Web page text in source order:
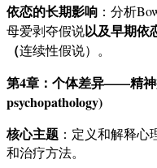
依恋的长期影响 ：分析
母爱剥夺假说以及早期依
（连续性假说）。
第4章：个体差异——精神
psychopathology)
核心主题 ：定义和解释
和治疗方法。